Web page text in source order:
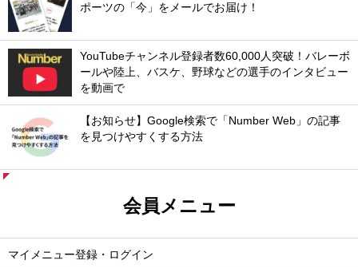
ポーツの「今」をメールでお届け！
YouTubeチャンネル登録者数60,000人突破！バレーボ
ールや陸上、バスケ、野球などの選手のインタビュー
を動画で
【お知らせ】Google検索で「Number Web」の記事
を見つけやすくする方法
会員メニュー
マイメニュー登録・ログイン